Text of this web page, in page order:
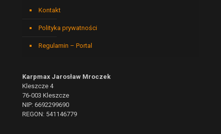
Kontakt
Polityka prywatności
Regulamin – Portal
Karpmax Jarosław Mroczek
Kleszcze 4
76-003 Kleszcze
NIP: 6692299690
REGON: 541146779